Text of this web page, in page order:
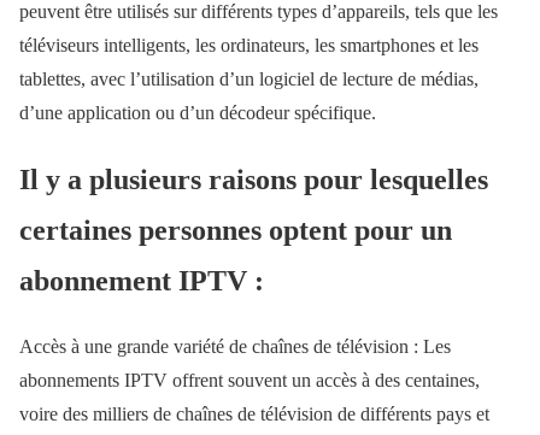
peuvent être utilisés sur différents types d’appareils, tels que les
téléviseurs intelligents, les ordinateurs, les smartphones et les
tablettes, avec l’utilisation d’un logiciel de lecture de médias,
d’une application ou d’un décodeur spécifique.
Il y a plusieurs raisons pour lesquelles
certaines personnes optent pour un
abonnement IPTV :
Accès à une grande variété de chaînes de télévision : Les
abonnements IPTV offrent souvent un accès à des centaines,
voire des milliers de chaînes de télévision de différents pays et